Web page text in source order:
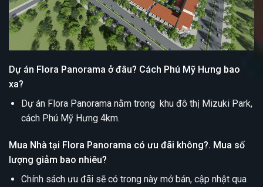
Dự án Flora Panorama ở đâu? Cách Phú Mỹ Hưng bao
xa?
Dự án Flora Panorama nằm trong khu đô thị Mizuki Park,
cách Phú Mỹ Hưng 4km.
Mua Nhà tại Flora Panorama có ưu đãi không?. Mua số
lượng giảm bao nhiêu?
Chính sách ưu đãi sẽ có trong này mở bán, cập nhật qua